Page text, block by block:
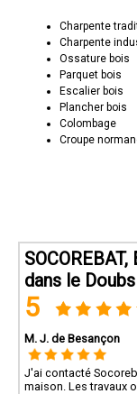
Charpente
Charpente
Ossature bois
Parquet bois
Escalier bois
Plancher bois
Colombage
Croupe
dans le Doubs
5
M. J. de Besançon
J'ai contacté
maison. Les travaux